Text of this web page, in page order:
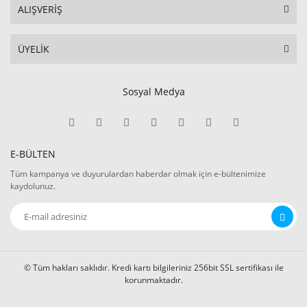
ALIŞVERİŞ
ÜYELİK
Sosyal Medya
E-BÜLTEN
Tüm kampanya ve duyurulardan haberdar olmak için e-bültenimize
kaydolunuz.
© Tüm hakları saklıdır. Kredi kartı bilgileriniz 256bit SSL sertifikası ile
korunmaktadır.